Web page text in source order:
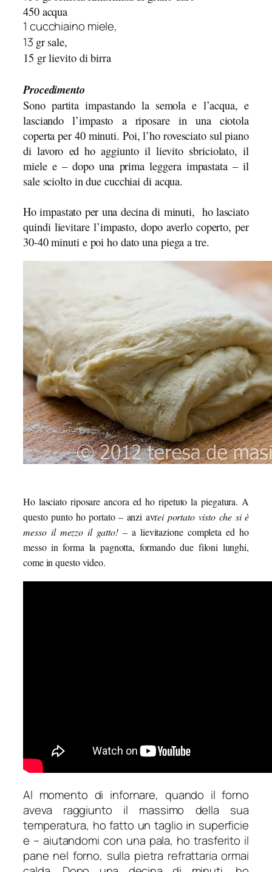
450 acqua
1 cucchiaino miele,
13 gr sale,
15 gr lievito di birra
Procedimento
Sono partita impastando la semola e l’acqua, e
lasciando l’impasto a riposare in una ciotola
coperta per 40 minuti. Poi, l’ho rovesciato sul piano
di lavoro ed ho aggiunto il lievito sbriciolato, il
miele e – dopo una prima leggera impastata – il
sale sciolto in due cucchiai di acqua.
Ho impastato per una decina di minuti, ho lasciato
quindi lievitare l’impasto, dopo averlo coperto, per
30-40 minuti e poi ho dato una piega a tre.
Ho lasciato riposare ancora ed ho ripetuto la piegatura. A
questo punto ho portato – anzi avrei portato visto che si è
messo il mezzo il gatto! –a lievitazione completa ed ho
messo in forma la pagnotta, formando due filoni lunghi,
come in questo video.
Al momento di infornare, quando il forno
aveva raggiunto il massimo della sua
temperatura, ho fatto un taglio in superficie
e – aiutandomi con una pala, ho trasferito il
pane nel forno, sulla pietra refrattaria ormai